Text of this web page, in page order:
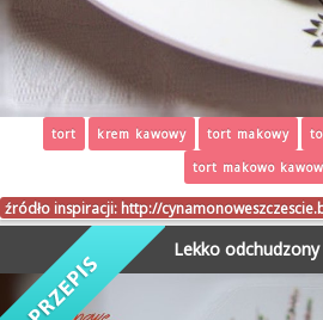
tort krem kawowy tort makowy
tort makowo
źródło inspiracji: http://
Lekko